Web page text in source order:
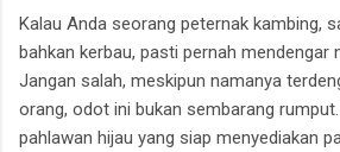
Kalau Anda seorang peternak kambing,
bahkan kerbau, pasti pernah mendengar
Jangan salah, meskipun namanya
orang, odot ini bukan sembarang
pahlawan hijau yang siap menyediakan